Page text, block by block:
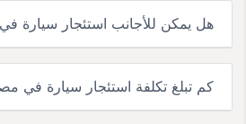
هل يمكن للأجانب استئجار سيارة
كم تبلغ تكلفة استئجار سيارة في